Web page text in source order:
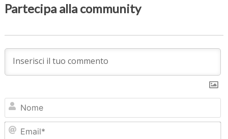
Partecipa alla community